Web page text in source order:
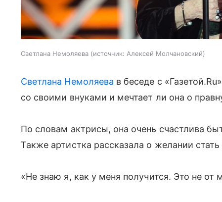
Светлана Немоляева источник: Алексей Молчановский
Светлана Немоляева в беседе с
со своими внуками и мечтает ли она о
По словам актрисы, она очень счастлива
Также артистка рассказала о желании
«Не знаю я, как у меня получится. Это не от